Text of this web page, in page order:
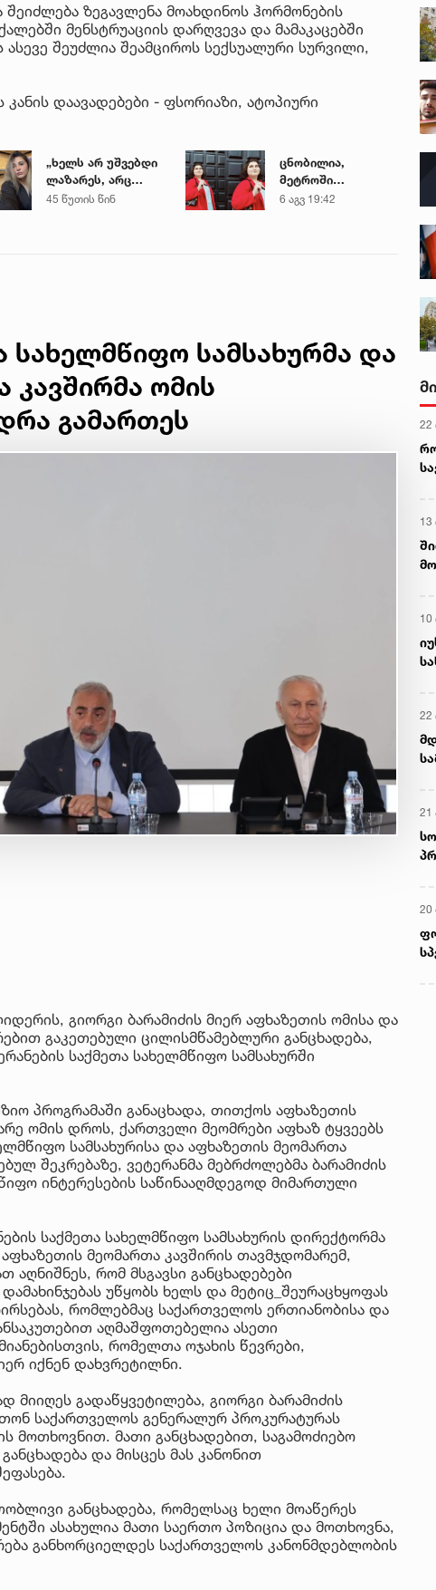
ზეგავლენა მოახდინოს ჰორმონების
მენსტრუაციის დარღვევა და მამაკაცებში
ასევე შეუძლია შეამციროს სექსუალური სურვილი,
კანის დაავადებები - ფსორიაზი, ატოპიური
„ხელს არ უშვებდი
ლაზარეს, არც
ახლა გაუშვი...“ -
45 წუთის წინ
ცნობილია,
მეტროში
გარდაცვლილი 21
6 აგვ 19:42
სახელმწიფო სამსახურმა და
კავშირმა ომის
გამართეს
გიორგი ბარამიძის მიერ აფხაზეთის ომისა და
გაკეთებული ცილისმწამებლური განცხადება,
საქმეთა სახელმწიფო სამსახურში
პროგრამაში განაცხადა, თითქოს აფხაზეთის
ომის დროს, ქართველი მეომრები აფხაზ ტყვეებს
სამსახურისა და აფხაზეთის მეომართა
შეკრებაზე, ვეტერანმა მებრძოლებმა ბარამიძის
ინტერესების საწინააღმდეგოდ მიმართული
საქმეთა სახელმწიფო სამსახურის დირექტორმა
მეომართა კავშირის თავმჯდომარემ,
აღნიშნეს, რომ მსგავსი განცხადებები
უწყობს ხელს და მეტიც_შეურაცხყოფას
რომლებმაც საქართველოს ერთიანობისა და
აღმაშფოთებელია ასეთი
რომელთა ოჯახის წევრები,
იქნენ დახვრეტილნი.
მიიღეს გადაწყვეტილება, გიორგი ბარამიძის
საქართველოს გენერალურ პროკურატურას
მოთხოვნით. მათი განცხადებით, საგამოძიებო
და მისცეს მას კანონით
განცხადება, რომელსაც ხელი მოაწერეს
ასახულია მათი საერთო პოზიცია და მოთხოვნა,
განხორციელდეს საქართველოს კანონმდებლობის
22
13
10
22
21
20